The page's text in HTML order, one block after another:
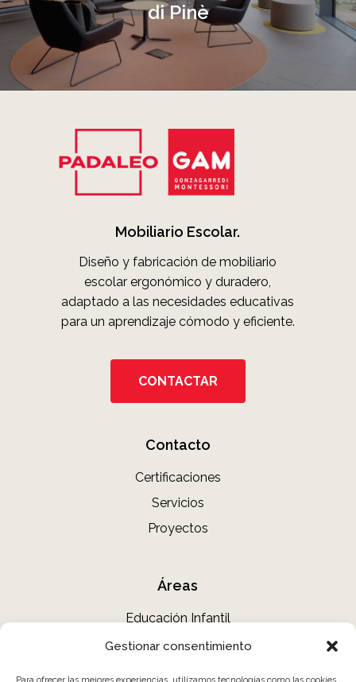
Gestionar consentimiento
di Pinè
Mobiliario Escolar.
Diseño y fabricación de mobiliario
escolar ergonómico y duradero,
adaptado a las necesidades educativas
para un aprendizaje cómodo y eficiente.
CONTACTAR
Contacto
Certificaciones
Servicios
Proyectos
Áreas
Educación Infantil
Primaria y Secundaria